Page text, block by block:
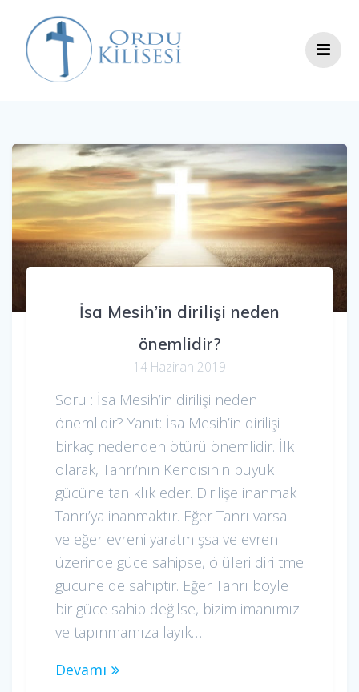
to
content
İsa Mesih’in dirilişi neden
önemlidir?
14 Haziran 2019
Soru : İsa Mesih’in dirilişi neden
önemlidir? Yanıt: İsa Mesih’in dirilişi
birkaç nedenden ötürü önemlidir. İlk
olarak, Tanrı’nın Kendisinin büyük
gücüne tanıklık eder. Dirilişe inanmak
Tanrı’ya inanmaktır. Eğer Tanrı varsa
ve eğer evreni yaratmışsa ve evren
üzerinde güce sahipse, ölüleri diriltme
gücüne de sahiptir. Eğer Tanrı böyle
bir güce sahip değilse, bizim imanımız
ve tapınmamıza layık…
Devamı